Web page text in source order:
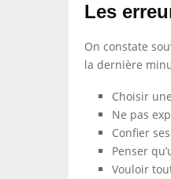
Les
On constate
la dernière
Choisir
Ne pas
Confier
Penser
Vouloir